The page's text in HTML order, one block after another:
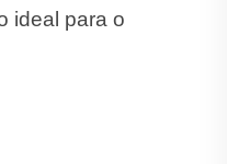
ideal para o